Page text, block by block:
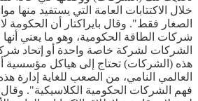
خلال الاكتتابات العامة التي يستفيد منها
الصغار فقط". وقال بايراكتار أن
شركات الطاقة الحكومية، وهو ما يعني
الشركات لشركة خاصة واحدة أو إتحاد
هذه (الشركات) تحتاج إلى هياكل مؤسسية
العالمي النامي، من الصعب للغاية إدارة
فهم الشركات الحكومية الكلاسيكية".